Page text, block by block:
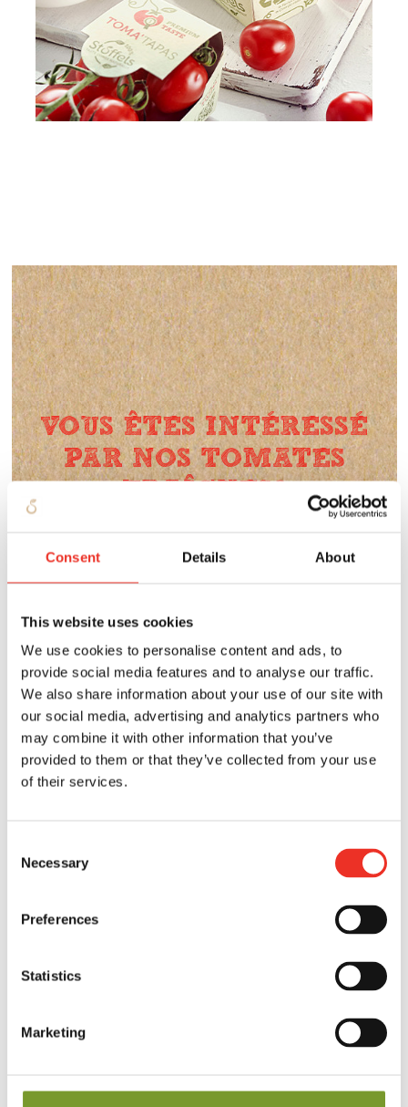
Consent Details About
This website uses cookies
We use cookies to personalise content and ads, to
provide social media features and to analyse our traffic.
We also share information about your use of our site with
our social media, advertising and analytics partners who
may combine it with other information that you’ve
provided to them or that they’ve collected from your use
of their services.
Selection
Necessary
Preferences
Statistics
Marketing
VOUS ÊTES INTÉRESSÉ
PAR NOS TOMATES
FRAÎCHES?
VOIR NOTRE OFFRE
DES SAVEURS
NOUS COMME
PRODUCTEUR DE
TOMATES EN BELGIQUE
Votre pépinière et producteur de tomates de Belgique